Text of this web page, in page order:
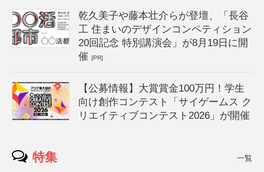
乾久美子や藤本壮介らが登壇、「長谷
工 住まいのデザインコンペティション
20回記念 特別講演会」が8月19日に開
催[PR]
【公募情報】大賞賞金100万円！学生
向け創作コンテスト「サイゲームス ク
リエイティブコンテスト2026」が開催
特集 一覧